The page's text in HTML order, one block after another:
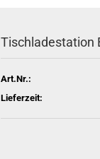
Tischladestation
Art.Nr.:
Lieferzeit: